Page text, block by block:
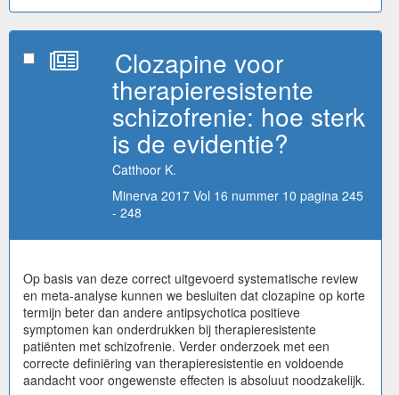
Clozapine voor
therapieresistente
schizofrenie: hoe sterk
is de evidentie?
Catthoor K.
Minerva 2017 Vol 16 nummer 10 pagina 245
- 248
Op basis van deze correct uitgevoerd systematische review
en meta-analyse kunnen we besluiten dat clozapine op korte
termijn beter dan andere antipsychotica positieve
symptomen kan onderdrukken bij therapieresistente
patiënten met schizofrenie. Verder onderzoek met een
correcte definiëring van therapieresistentie en voldoende
aandacht voor ongewenste effecten is absoluut noodzakelijk.